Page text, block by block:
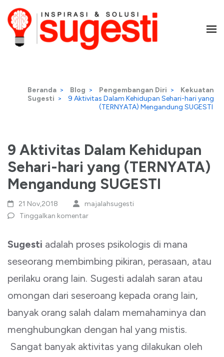
Lompat
ke
konten
Beranda > Blog > Pengembangan Diri >
Kekuatan
Sugesti >
9 Aktivitas Dalam Kehidupan Sehari-hari yang
(TERNYATA) Mengandung SUGESTI
9 Aktivitas Dalam Kehidupan
Sehari-hari yang (TERNYATA)
Mengandung SUGESTI
21 Nov,2018
majalahsugesti
Tinggalkan komentar
Sugesti adalah proses psikologis di mana
seseorang membimbing pikiran, perasaan, atau
perilaku orang lain. Sugesti adalah saran atau
omongan dari seseroang kepada orang lain,
banyak orang salah dalam memahaminya dan
menghubungkan dengan hal yang mistis.
Sangat banyak aktivitas yang dilakukan oleh